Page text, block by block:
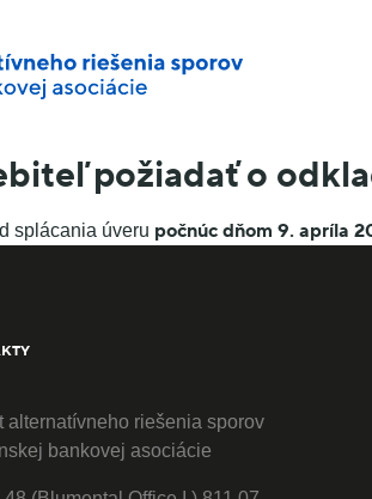
požiadať o
splácania úveru počnúc dňom 9. apríla
alternatívneho riešenia sporov
bankovej asociácie